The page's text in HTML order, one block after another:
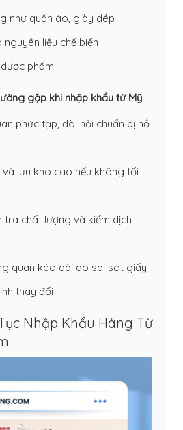
như quần áo, giày dép
liệu chế biến
phẩm
gặp khi nhập khẩu từ Mỹ
phức tạp, đòi hỏi chuẩn bị hồ
và lưu kho cao nếu không tối
tra chất lượng và kiểm dịch
quan kéo dài do sai sót giấy
thay đổi
Nhập Khẩu Hàng Từ